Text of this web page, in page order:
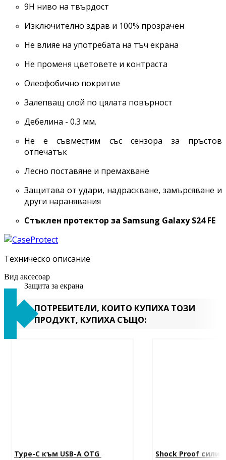
9H ниво на твърдост
Изключително здрав и 100% прозрачен
Не влияе на употребата на тъч екрана
Не променя цветовете и контраста
Олеофобично покритие
Залепващ слой по цялата повърност
Дебелина - 0.3 мм.
Не е съвместим със сензора за пръстов
отпечатък
Лесно поставяне и премахване
Защитава от удари, надраскване, замърсяване и
други наранявания
Стъклен протектор за Samsung GalaxyS24 FE
Техническо описание
Вид аксесоар
Защита за екрана
ПОТРЕБИТЕЛИ, КОИТО КУПИХА ТОЗИ
ПРОДУКТ, КУПИХА СЪЩО:
Type-C към USB-A OTG
Shock Proof